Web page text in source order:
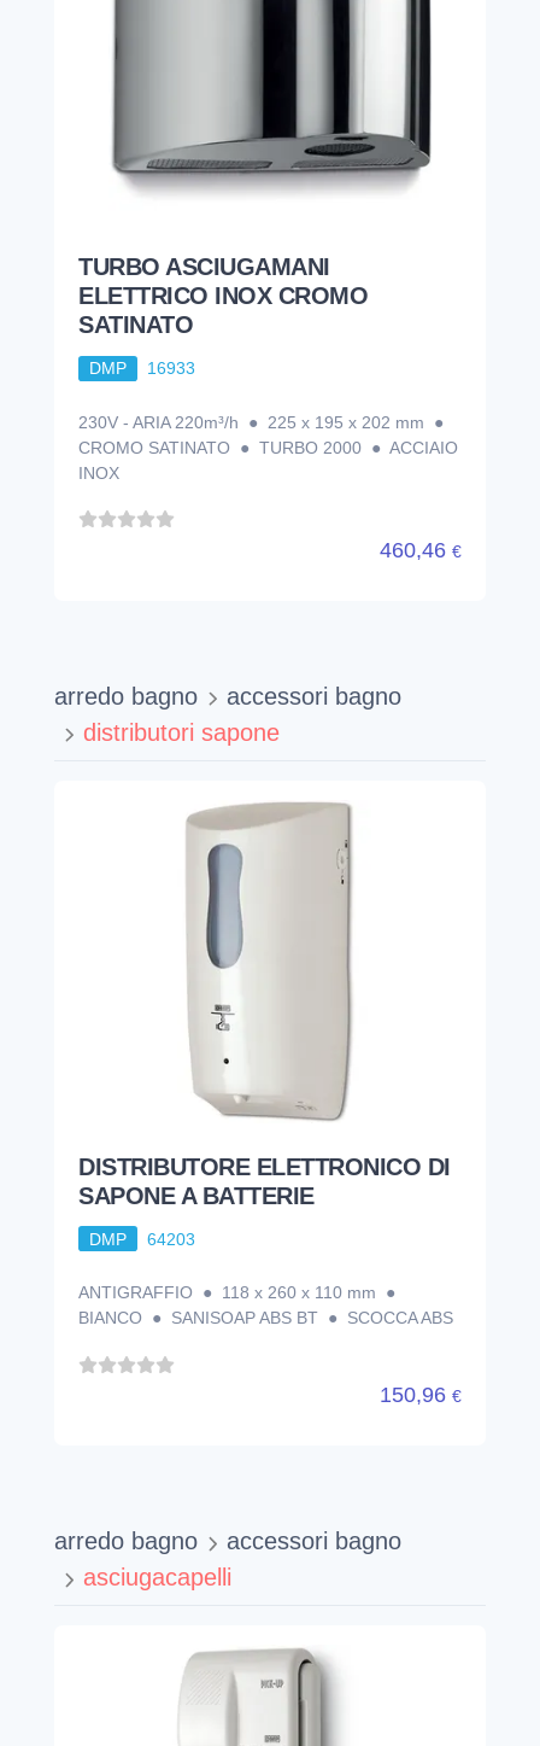
TURBO ASCIUGAMANI
ELETTRICO INOX CROMO
SATINATO
DMP 16933
230V - ARIA 220m³/h ● 225 x 195 x 202 mm ●
CROMO SATINATO ● TURBO 2000 ● ACCIAIO
INOX
460,46 €
arredo bagno
accessori bagno
distributori sapone
DISTRIBUTORE ELETTRONICO DI
SAPONE A BATTERIE
DMP 64203
ANTIGRAFFIO ● 118 x 260 x 110 mm ●
BIANCO ● SANISOAP ABS BT ● SCOCCA ABS
150,96 €
arredo bagno
accessori bagno
asciugacapelli